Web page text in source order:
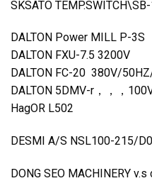
SKSATO
DALTON Power MILL P-3S
DALTON FXU-7.5 3200V
DALTON FC-20 380V/
DALTON 5DMV-r，，，
HagOR L502
DESMI A/S NSL100-215/
DONG SEO MACHINERY